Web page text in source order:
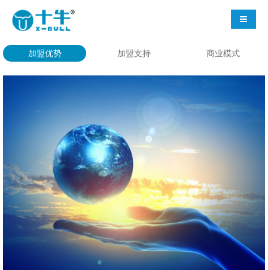
导航切
加盟优势 加盟支持 商业模式